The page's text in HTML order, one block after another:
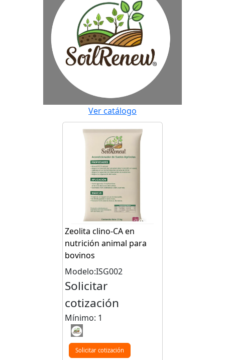
Ver catálogo
Zeolita clino-CA en
nutrición animal para
bovinos
Modelo:ISG002
Solicitar
cotización
Mínimo: 1
Solicitar cotización